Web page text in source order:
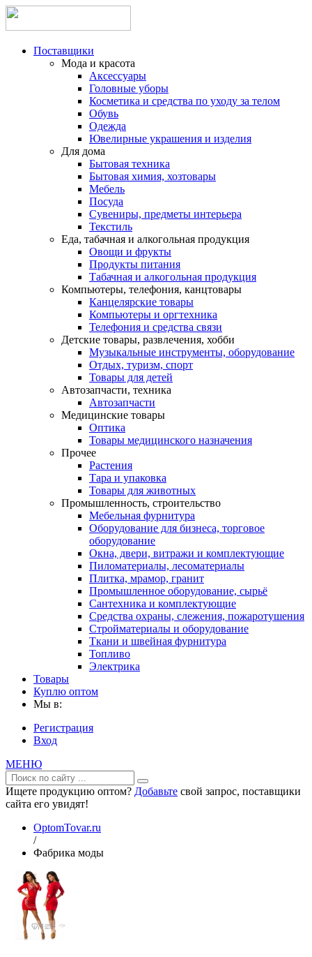
Поставщики
Мода и красота
Аксессуары
Головные уборы
Косметика и средства по уходу за телом
Обувь
Одежда
Ювелирные украшения и изделия
Для дома
Бытовая техника
Бытовая химия, хозтовары
Мебель
Посуда
Сувениры, предметы интерьера
Текстиль
Еда, табачная и алкогольная продукция
Овощи и фрукты
Продукты питания
Табачная и алкогольная продукция
Компьютеры, телефония, канцтовары
Канцелярские товары
Компьютеры и оргтехника
Телефония и средства связи
Детские товары, развлечения, хобби
Музыкальные инструменты, оборудование
Отдых, туризм, спорт
Товары для детей
Автозапчасти, техника
Автозапчасти
Медицинские товары
Оптика
Товары медицинского назначения
Прочее
Растения
Тара и упаковка
Товары для животных
Промышленность, строительство
Мебельная фурнитура
Оборудование для бизнеса, торговое
оборудование
Окна, двери, витражи и комплектующие
Пиломатериалы, лесоматериалы
Плитка, мрамор, гранит
Промышленное оборудование, сырьё
Сантехника и комплектующие
Средства охраны, слежения, пожаротушения
Стройматериалы и оборудование
Ткани и швейная фурнитура
Топливо
Электрика
Товары
Куплю оптом
Мы в:
Регистрация
Вход
МЕНЮ
Ищете продукцию оптом? Добавьте свой запрос, поставщики
сайта его увидят!
OptomTovar.ru
/
Фабрика моды